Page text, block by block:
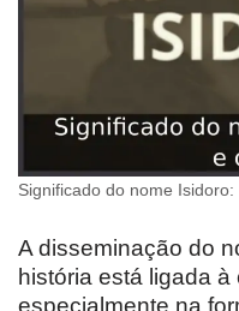
Significado do nome
A disseminação do
história está ligada
especialmente na